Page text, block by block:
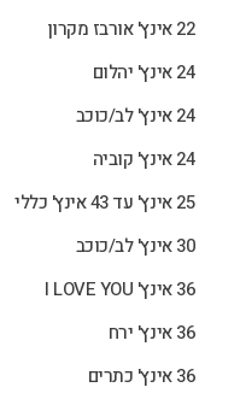
22 אינץ' אורבז מקרון
24 אינץ' יהלום
24 אינץ' לב/כוכב
24 אינץ' קוביה
25 אינץ' עד 43 אינץ' כללי
30 אינץ' לב/כוכב
36 אינץ' I LOVE YOU
36 אינץ' ירח
36 אינץ' כתרים